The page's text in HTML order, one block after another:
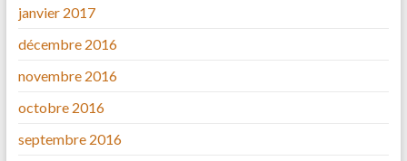
janvier 2017
décembre 2016
novembre 2016
octobre 2016
septembre 2016